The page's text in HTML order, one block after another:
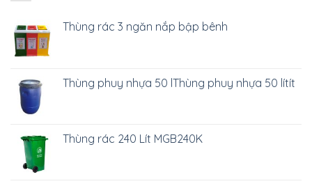
Thùng rác 3 ngăn nắp bập bênh
Thùng phuy nhựa 50 lThùng phuy nhựa 50 lítít
Thùng rác 240 Lít MGB240K